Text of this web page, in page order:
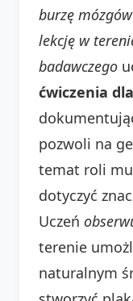
burzę mózgów
lekcję w
badawczego
ćwiczenia
pozwoli na
temat roli
dotyczyć
Uczeń
terenie
naturalnym